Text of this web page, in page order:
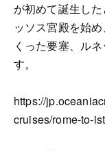
が初めて誕生し
ッソス宮殿を始
くった要塞、ル
す。
https://
cruises/rome-to-